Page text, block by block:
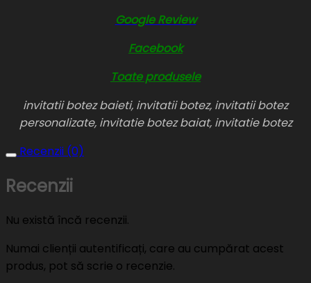
Google Review
Facebook
Toate produsele
invitatii botez baieti, invitatii botez, invitatii botez
personalizate, invitatie botez baiat, invitatie botez
Recenzii (0)
Recenzii
Nu există încă recenzii.
Numai clienții autentificați, care au cumpărat acest
produs, pot să scrie o recenzie.